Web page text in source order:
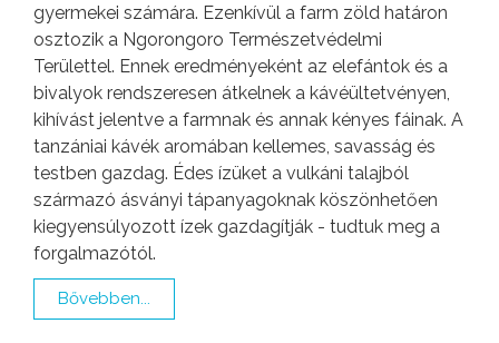
gyermekei számára. Ezenkívül a farm zöld határon
osztozik a Ngorongoro Természetvédelmi
Területtel. Ennek eredményeként az elefántok és a
bivalyok rendszeresen átkelnek a kávéültetvényen,
kihívást jelentve a farmnak és annak kényes fáinak. A
tanzániai kávék aromában kellemes, savasság és
testben gazdag. Édes ízüket a vulkáni talajból
származó ásványi tápanyagoknak köszönhetően
kiegyensúlyozott ízek gazdagítják - tudtuk meg a
forgalmazótól.
Bővebben...